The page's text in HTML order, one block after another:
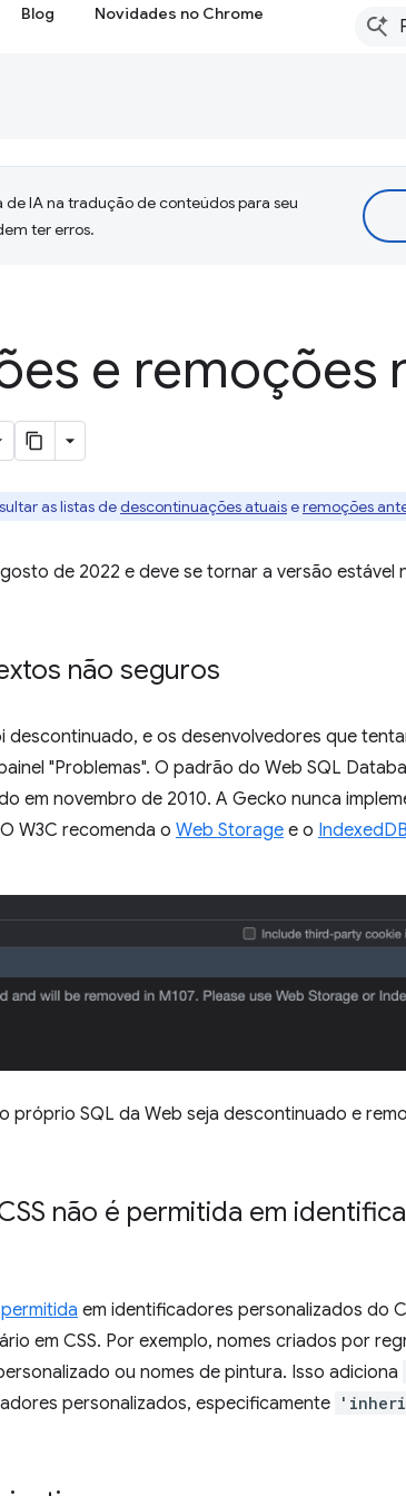
Blog Novidades no Chrome
IA na tradução de conteúdos para seu
ter erros.
e remoções
as listas dedescontinuações atuaiseremoções
de 2022 e deve se tornar a versão estável
não seguros
e os desenvolvedores que
"Problemas". O padrão do Web SQL
em novembro de 2010. A Gecko nunca
W3C recomenda o Web Storage e o IndexedDB
próprio SQL da Web seja descontinuado e
não é permitida em
em identificadores personalizados do
em CSS. Por exemplo, nomes criados por
ou nomes de pintura. Isso adiciona
personalizados, especificamente